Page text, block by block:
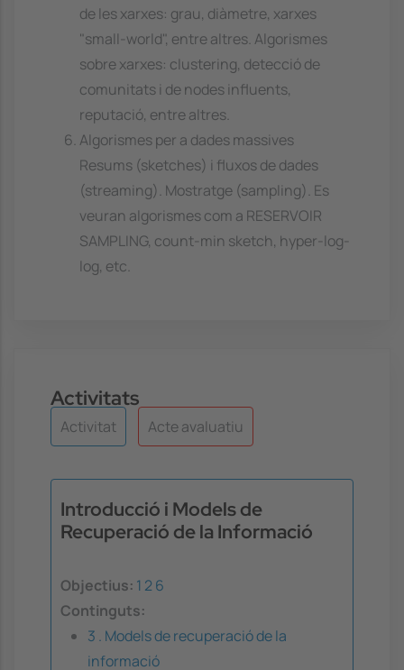
de les xarxes: grau, diàmetre, xarxes
"small-world", entre altres. Algorismes
sobre xarxes: clustering, detecció de
comunitats i de nodes influents,
reputació, entre altres.
Algorismes per a dades massives
Resums (sketches) i fluxos de dades
(streaming). Mostratge (sampling). Es
veuran algorismes com a RESERVOIR
SAMPLING, count-min sketch, hyper-log-
log, etc.
Activitats
Activitat Acte avaluatiu
Introducció i Models de
Recuperació de la Informació
Objectius: 1 26
Continguts:
3 . Models de recuperació de la
informació